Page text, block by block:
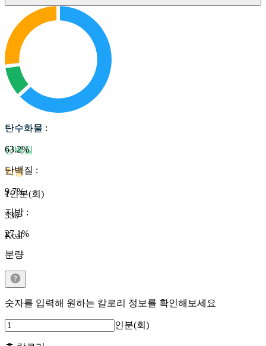
탄수화물
단백질
지방
1인분(회)
330
Kcal
탄수화물 :
63.2%
단백질 :
9.7%
지방 :
27.1%
분량
숫자를 입력해 원하는 칼로리 정보를 확인해보세요
인분(회)